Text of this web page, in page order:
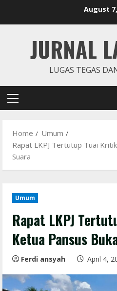
August
JURNAL
LUGAS TEGAS
Primary
Home
Umum
Rapat LKPJ Tertutup Tuai
Suara
Umum
Rapat LKPJ
Ketua Pansus
Ferdi ansyah April 4,